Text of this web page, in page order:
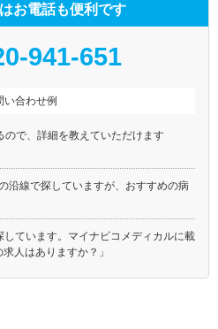
お電話も便利です
941-651
い合わせ例
ので、詳細を教えていただけます
沿線で探していますが、おすすめの病
しています。マイナビコメディカルに載
人はありますか？」